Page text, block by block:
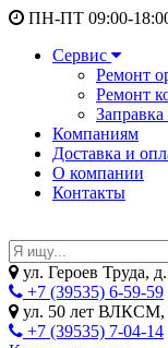
ПН-ПТ 09:00-
Сервис
Ремонт
Ремонт
Компаниям
Доставка и
О компании
Контакты
ул. Героев Труда,
+7 (39535) 6-59-59
ул. 50 лет ВЛКСМ,
+7 (39535) 7-04-14